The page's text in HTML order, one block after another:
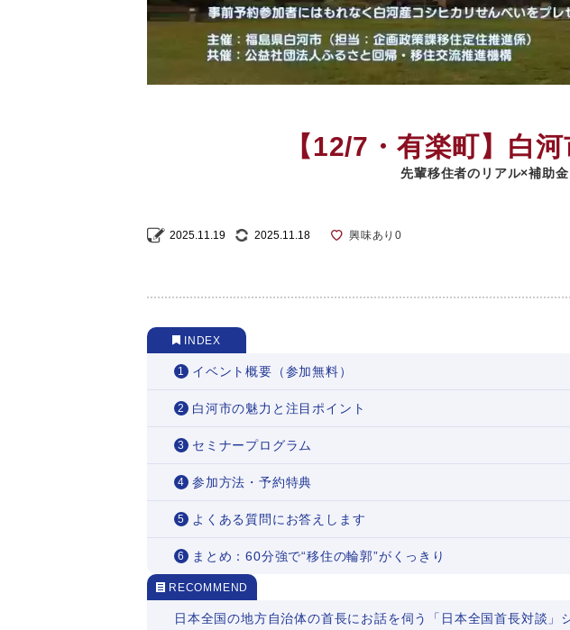
【12/7・有楽町】白
先輩移住者のリアル×補助
2025.11.19 2025.11.18 興味あり0
INDEX
イベント概要（参加無料）
白河市の魅力と注目ポイント
セミナープログラム
参加方法・予約特典
よくある質問にお答えします
まとめ：60分強で“移住の輪郭”がくっきり
RECOMMEND
日本全国の地方自治体の首長にお話を伺う「日本全国首長対談」